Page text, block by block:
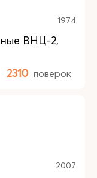
1974
ВНЦ-2,
2310 поверок
2007